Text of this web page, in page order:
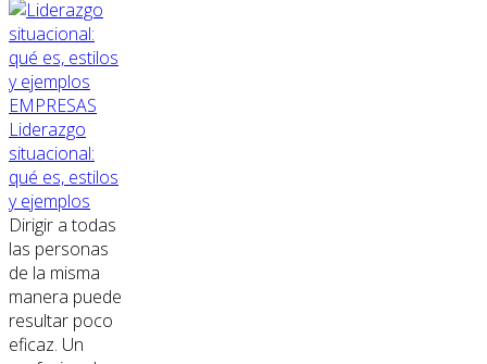
EMPRESAS
Liderazgo
situacional:
qué es, estilos
y ejemplos
Dirigir a todas
las personas
de la misma
manera puede
resultar poco
eficaz. Un